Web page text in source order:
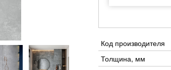
Код производителя
Толщина, мм